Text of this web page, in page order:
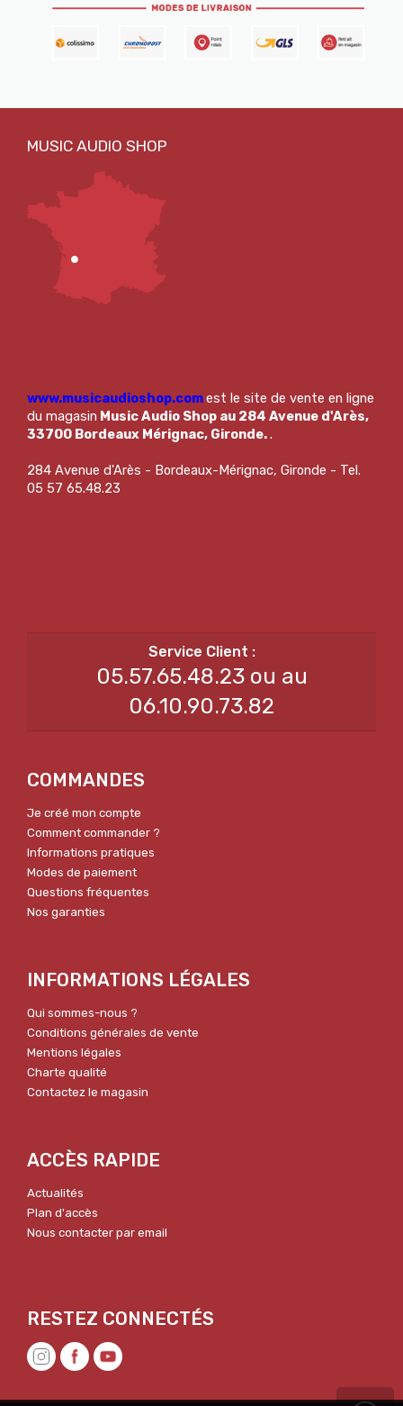
www.musicaudioshop.comest le site de vente en ligne
du magasin Music Audio Shop au 284 Avenue d'Arès,
33700 Bordeaux Mérignac, Gironde..
284 Avenue d'Arès - Bordeaux-Mérignac, Gironde - Tel.
05 57 65.48.23
05.57.65.48.23 ou au
06.10.90.73.82
COMMANDES
Je créé mon compte
Comment commander ?
Informations pratiques
Modes de paiement
Questions fréquentes
Nos garanties
INFORMATIONS LÉGALES
Qui sommes-nous ?
Conditions générales de vente
Mentions légales
Charte qualité
Contactez le magasin
ACCÈS RAPIDE
Actualités
Plan d'accès
Nous contacter par email